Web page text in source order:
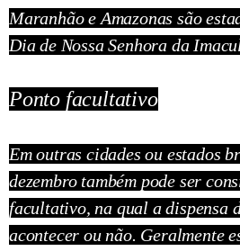
Maranhão e Amazonas são
Dia de Nossa Senhora da
Ponto facultativo
Em outras cidades ou estados
dezembro também pode ser
facultativo, na qual a dispensa
acontecer ou não. Geralmente